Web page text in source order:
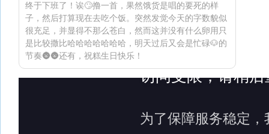
终于下班了！诶🙄撸一首，果然饿货是唱的要死的样
子，然后打算现在去吃个饭。突然发觉今天的字数貌似
很充足，并显得不那么苍白，然而这并没有什么卵用只
是比较撒比哈哈哈哈哈哈哈，明天过后又会是忙碌🐶的
节奏🌚🌚还有，祝糕生日快乐！